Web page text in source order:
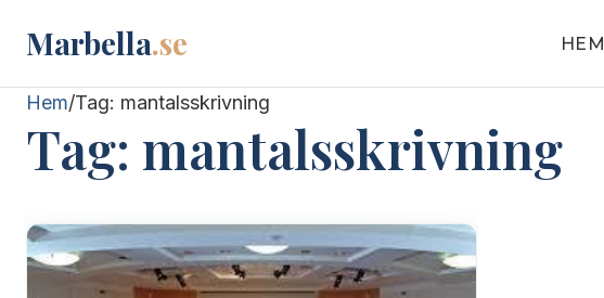
Marbella.se HEM
Hem/Tag: mantalsskrivning
Tag: mantalsskrivning